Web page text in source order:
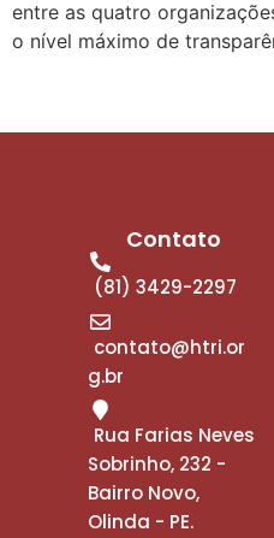
entre as quatro
o nível máximo de
Contato
(81) 3429-2297
contato@htri.or
g.br
Rua Farias Neves
Sobrinho, 232 -
Bairro Novo,
Olinda - PE.